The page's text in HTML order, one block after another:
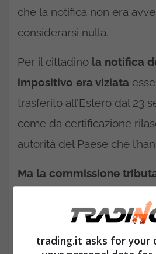
che la notifica non era
considerarsi nulla.
Per il cittadino la notifica
impositivo era viziata
trasferito all’Estero dal 23
come da certificazione
autorità del Paese che
Ma la commissione
stato regolarmente
e che la notifica era stata
trading.it asks for your